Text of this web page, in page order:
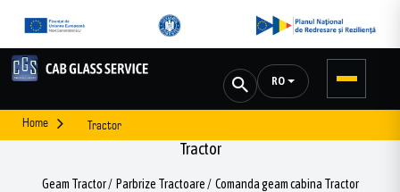
RO
Home Tractor
Tractor
Geam Tractor / Parbrize Tractoare / Comanda geam cabina Tractor